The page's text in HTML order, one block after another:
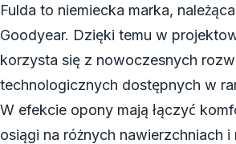
Fulda to niemiecka marka,
Goodyear. Dzięki temu w
korzysta się z nowoczesnych
technologicznych dostępnych w
W efekcie opony mają łączyć
osiągi na różnych nawierzchniach i